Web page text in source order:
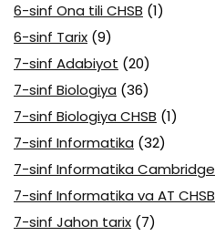
6-sinf Ona tili CHSB (1)
6-sinf Tarix (9)
7-sinf Adabiyot (20)
7-sinf Biologiya (36)
7-sinf Biologiya CHSB (1)
7-sinf Informatika (32)
7-sinf Informatika Cambridge
7-sinf Informatika va AT CHSB
7-sinf Jahon tarix (7)